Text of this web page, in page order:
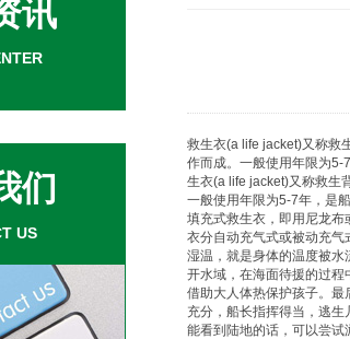
讯
们
US
救生衣(a life jacket)又称救
作而成。一般使用年限为
生衣(a life jacket)又称救生
一般使用年限为5-7年，是
填充式救生衣 ，即用尼龙
衣分自动充气式或被动充气
湿温，就是身体的温度被水
开水域，在海面待援的过
借助大人体热保护孩子。
充分，船长指挥得当，逃
能看到陆地的话，可以尝